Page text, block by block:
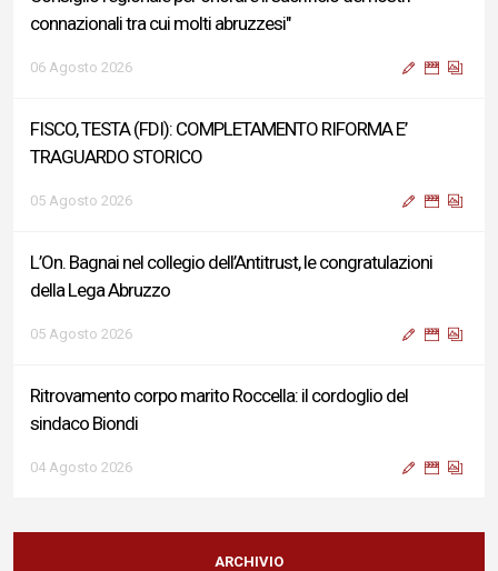
connazionali tra cui molti abruzzesi"
06 Agosto 2026
FISCO, TESTA (FDI): COMPLETAMENTO RIFORMA E’
TRAGUARDO STORICO
05 Agosto 2026
L’On. Bagnai nel collegio dell’Antitrust, le congratulazioni
della Lega Abruzzo
05 Agosto 2026
Ritrovamento corpo marito Roccella: il cordoglio del
sindaco Biondi
04 Agosto 2026
Reddito di Cittadinanza, Testa (FdI): Presentata interpellanza
su criticità persistenti ed effetti sulle politiche di sviluppo del
ARCHIVIO